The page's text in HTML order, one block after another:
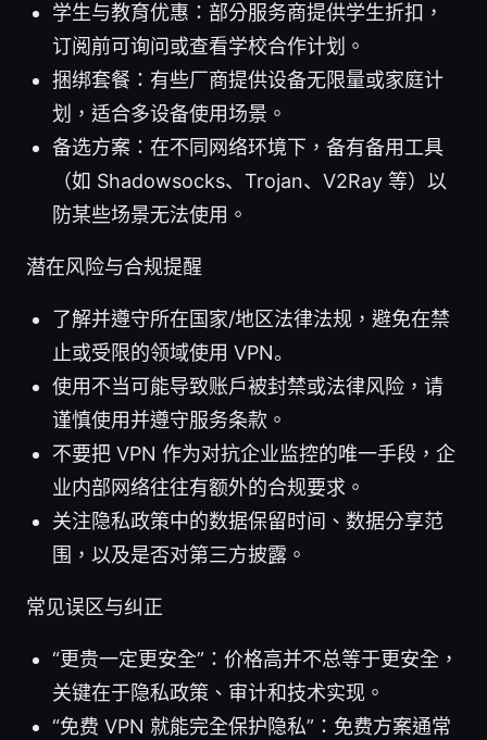
学生与教育优惠：部分服务商提供学生折扣，
订阅前可询问或查看学校合作计划。
捆绑套餐：有些厂商提供设备无限量或家庭计
划，适合多设备使用场景。
备选方案：在不同网络环境下，备有备用工具
（如 Shadowsocks、Trojan、V2Ray 等）以
防某些场景无法使用。
潜在风险与合规提醒
了解并遵守所在国家/地区法律法规，避免在禁
止或受限的领域使用 VPN。
使用不当可能导致账户被封禁或法律风险，请
谨慎使用并遵守服务条款。
不要把 VPN 作为对抗企业监控的唯一手段，企
业内部网络往往有额外的合规要求。
关注隐私政策中的数据保留时间、数据分享范
围，以及是否对第三方披露。
常见误区与纠正
“更贵一定更安全”：价格高并不总等于更安全，
关键在于隐私政策、审计和技术实现。
“免费 VPN 就能完全保护隐私”：免费方案通常